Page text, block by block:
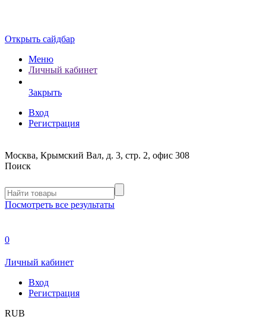
Открыть сайдбар
Меню
Личный кабинет
Закрыть
Вход
Регистрация
Москва, Крымский Вал, д. 3, стр. 2, офис 308
Поиск
Посмотреть все результаты
0
Личный кабинет
Вход
Регистрация
RUB